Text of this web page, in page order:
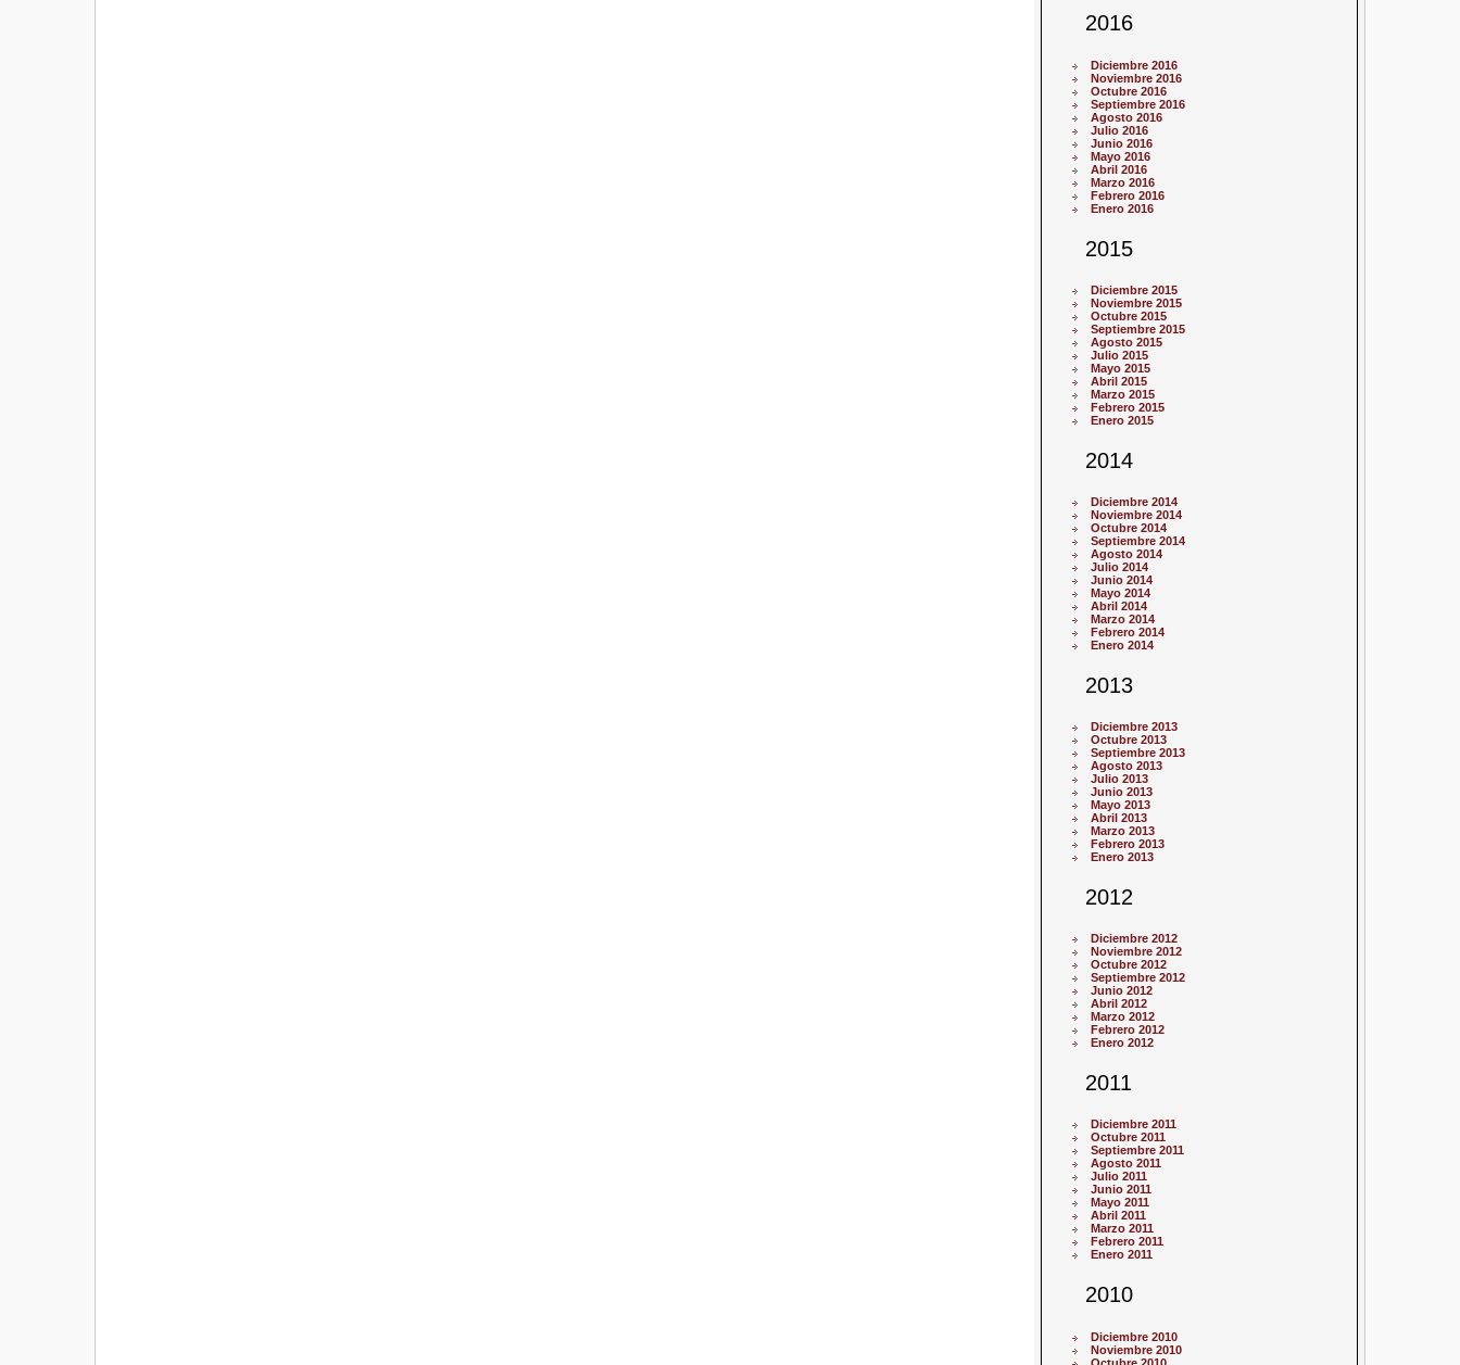
2016
Diciembre 2016
Noviembre 2016
Octubre 2016
Septiembre 2016
Agosto 2016
Julio 2016
Junio 2016
Mayo 2016
Abril 2016
Marzo 2016
Febrero 2016
Enero 2016
2015
Diciembre 2015
Noviembre 2015
Octubre 2015
Septiembre 2015
Agosto 2015
Julio 2015
Mayo 2015
Abril 2015
Marzo 2015
Febrero 2015
Enero 2015
2014
Diciembre 2014
Noviembre 2014
Octubre 2014
Septiembre 2014
Agosto 2014
Julio 2014
Junio 2014
Mayo 2014
Abril 2014
Marzo 2014
Febrero 2014
Enero 2014
2013
Diciembre 2013
Octubre 2013
Septiembre 2013
Agosto 2013
Julio 2013
Junio 2013
Mayo 2013
Abril 2013
Marzo 2013
Febrero 2013
Enero 2013
2012
Diciembre 2012
Noviembre 2012
Octubre 2012
Septiembre 2012
Junio 2012
Abril 2012
Marzo 2012
Febrero 2012
Enero 2012
2011
Diciembre 2011
Octubre 2011
Septiembre 2011
Agosto 2011
Julio 2011
Junio 2011
Mayo 2011
Abril 2011
Marzo 2011
Febrero 2011
Enero 2011
2010
Diciembre 2010
Noviembre 2010
Octubre 2010